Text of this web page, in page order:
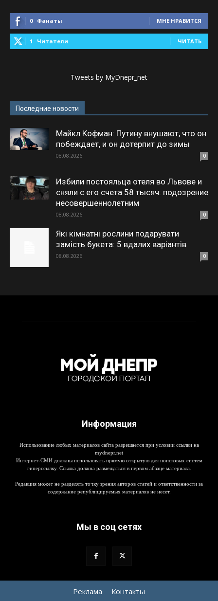
0 Фанаты МНЕ НРАВИТСЯ
1 Читатели ЧИТАТЬ
Tweets by MyDnepr_net
Последние новости
Майкл Кофман: Путину внушают, что он
побеждает, и он дотерпит до зимы
08.08.2026 0
Избили постояльца отеля во Львове и
сняли с его счета 58 тысяч: подозрение
несовершеннолетним
08.08.2026 0
Які кімнатні рослини подарувати
замість букета: 5 вдалих варіантів
08.08.2026 0
Информация
Использование любых материалов сайта разрешается при условии ссылки на
mydnepr.net
Интернет-СМИ должны использовать прямую открытую для поисковых систем
гиперссылку. Ссылка должна размещаться в первом абзаце материала.
Редакция может не разделять точку зрения авторов статей и ответственности за
содержание републицируемых материалов не несет.
Мы в соц сетях
Реклама Контакты